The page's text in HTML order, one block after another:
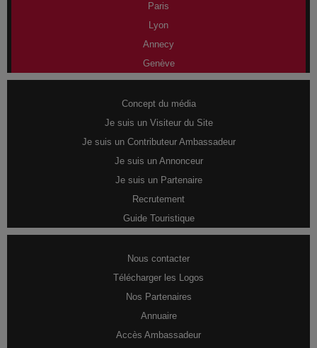
Paris
Lyon
Annecy
Genève
Concept du média
Je suis un Visiteur du Site
Je suis un Contributeur Ambassadeur
Je suis un Annonceur
Je suis un Partenaire
Recrutement
Guide Touristique
Nous contacter
Télécharger les Logos
Nos Partenaires
Annuaire
Accès Ambassadeur